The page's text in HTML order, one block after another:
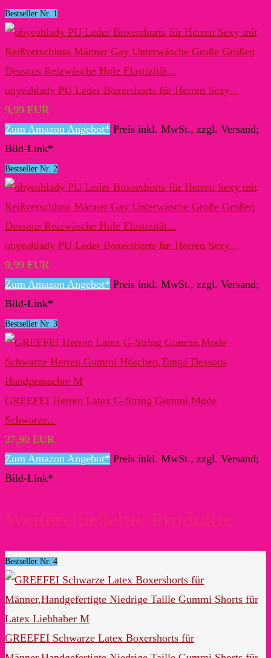
Bestseller Nr. 1
ohyeahlady PU Leder Boxershorts für Herren Sexy...
9,99 EUR
Zum Amazon Angebot* Preis inkl. MwSt., zzgl. Versand;
Bild-Link*
Bestseller Nr. 2
ohyeahlady PU Leder Boxershorts für Herren Sexy...
9,99 EUR
Zum Amazon Angebot* Preis inkl. MwSt., zzgl. Versand;
Bild-Link*
Bestseller Nr. 3
GREEFEI Herren Latex G-String Gummi,Mode
Schwarze...
37,90 EUR
Zum Amazon Angebot* Preis inkl. MwSt., zzgl. Versand;
Bild-Link*
Weitere beliebte Produkte
Bestseller Nr. 4
GREEFEI Schwarze Latex Boxershorts für